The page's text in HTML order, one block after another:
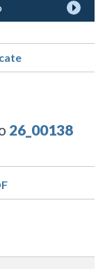
26_00138